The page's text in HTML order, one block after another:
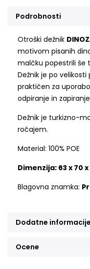
Podrobnosti
Otroški dežnik
motivom pisanih
malčku popestrili še
Dežnik je po
praktičen za
odpiranje in
Dežnik je turkizno-
ročajem.
Material: 100% POE
Dimenzija: 63 x 70
Blagovna znamka:
Dodatne informacije
Ocene